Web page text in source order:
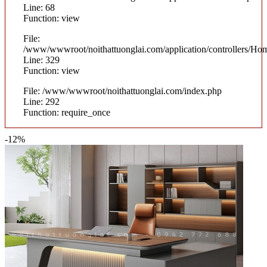
Line: 68
Function: view
File:
/www/wwwroot/noithattuonglai.com/application/controllers/
Line: 329
Function: view
File: /www/wwwroot/noithattuonglai.com/index.php
Line: 292
Function: require_once
-12%